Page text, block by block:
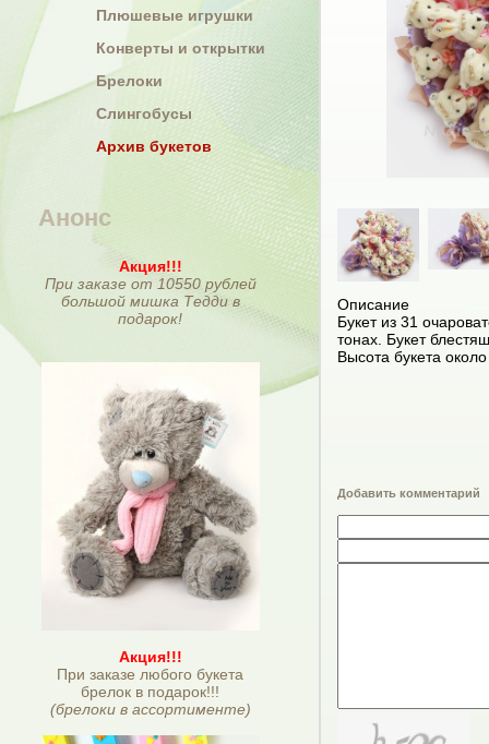
Плюшевые игрушки
Конверты и открытки
Брелоки
Слингобусы
Архив букетов
Анонс
Акция!!!
При заказе от 10550 рублей
большой мишка Тедди в
подарок!
Акция!!!
При заказе любого букета
брелок в подарок!!!
(брелоки в ассортименте)
Описание
Букет из 31
тонах. Букет
Высота букета
Добавить комментарий